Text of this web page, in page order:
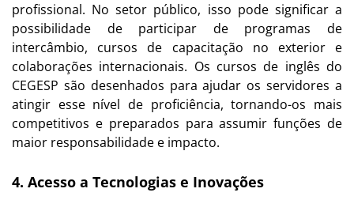
profissional. No setor público, isso pode significar a
possibilidade de participar de programas de
intercâmbio, cursos de capacitação no exterior e
colaborações internacionais. Os cursos de inglês do
CEGESP são desenhados para ajudar os servidores a
atingir esse nível de proficiência, tornando-os mais
competitivos e preparados para assumir funções de
maior responsabilidade e impacto.
4. Acesso a Tecnologias e Inovações